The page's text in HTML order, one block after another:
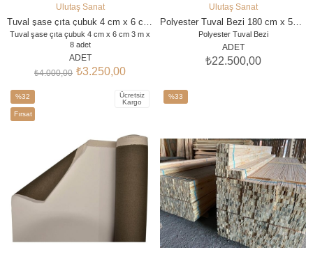
SEPETE EKLE
Ulutaş Sanat
Tuval şase çıta çubuk 4 cm x 6 cm 3 m x
8 adet
Tuval Çıtası 38×58 mm Ahşap Şase –
Kanvas Çıtası Kasnak Çıtası
ADET
₺3.250,00
₺4.000,00
SEPETE EKLE
Ulutaş Sanat
Polyester Tuval Bezi
ADET
₺22.500,00
%32
İndirim
Fırsat
Ücretsiz
Kargo
%33